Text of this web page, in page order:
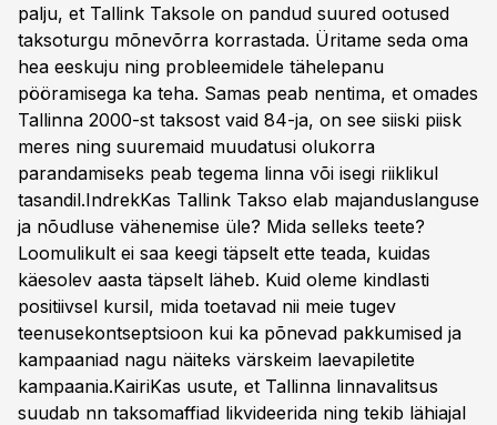
palju, et Tallink Taksole on pandud suured ootused
taksoturgu mõnevõrra korrastada. Üritame seda oma
hea eeskuju ning probleemidele tähelepanu
pööramisega ka teha. Samas peab nentima, et omades
Tallinna 2000-st taksost vaid 84-ja, on see siiski piisk
meres ning suuremaid muudatusi olukorra
parandamiseks peab tegema linna või isegi riiklikul
tasandil.IndrekKas Tallink Takso elab majanduslanguse
ja nõudluse vähenemise üle? Mida selleks teete?
Loomulikult ei saa keegi täpselt ette teada, kuidas
käesolev aasta täpselt läheb. Kuid oleme kindlasti
positiivsel kursil, mida toetavad nii meie tugev
teenusekontseptsioon kui ka põnevad pakkumised ja
kampaaniad nagu näiteks värskeim laevapiletite
kampaania.KairiKas usute, et Tallinna linnavalitsus
suudab nn taksomaffiad likvideerida ning tekib lähiajal